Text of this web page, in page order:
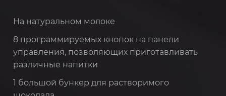
На натуральном молоке
8 программируемых кнопок на панели
управления, позволяющих приготавливать
различные напитки
1 большой бункер для растворимого